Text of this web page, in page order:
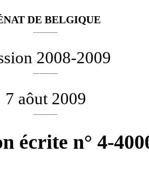
DE BELGIQUE
2008-2009
7 aôut 2009
écrite n° 4-